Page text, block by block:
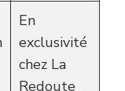
En
exclusivité
chez La
Redoute